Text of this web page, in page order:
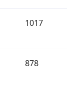
1017
878